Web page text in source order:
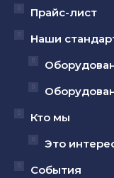
новом
окне
новом
окне
новом
окне
Прайс-лист
Наши
Кто мы
Это
События